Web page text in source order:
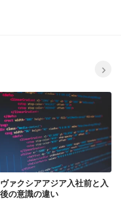
ァクシアアジア入社前と入
の意識の違い